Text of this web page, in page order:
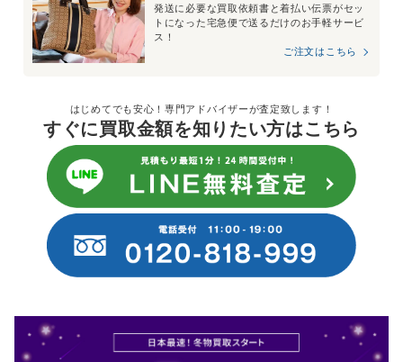
発送に必要な買取依頼書と着払い伝票がセッ
トになった宅急便で送るだけのお手軽サービ
ス！
ご注文はこちら
はじめてでも安心！専門アドバイザーが査定致します！
すぐに買取金額を知りたい方はこちら